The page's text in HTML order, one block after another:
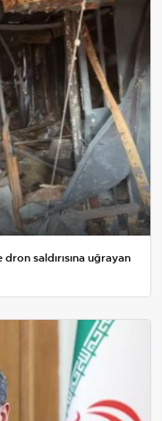
saldırısına uğrayan